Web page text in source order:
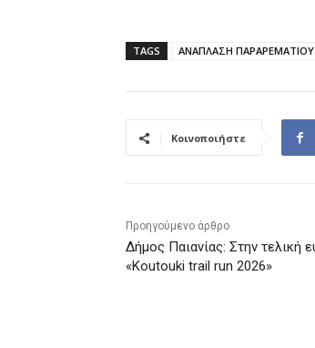
TAGS ΑΝΑΠΛΑΣΗ ΠΑΡΑΡΕΜΑΤΙΟΥ
Κοινοποιήστε
Προηγούμενο άρθρο
Δήμος Παιανίας: Στην τελική
«Koutouki trail run 2026»